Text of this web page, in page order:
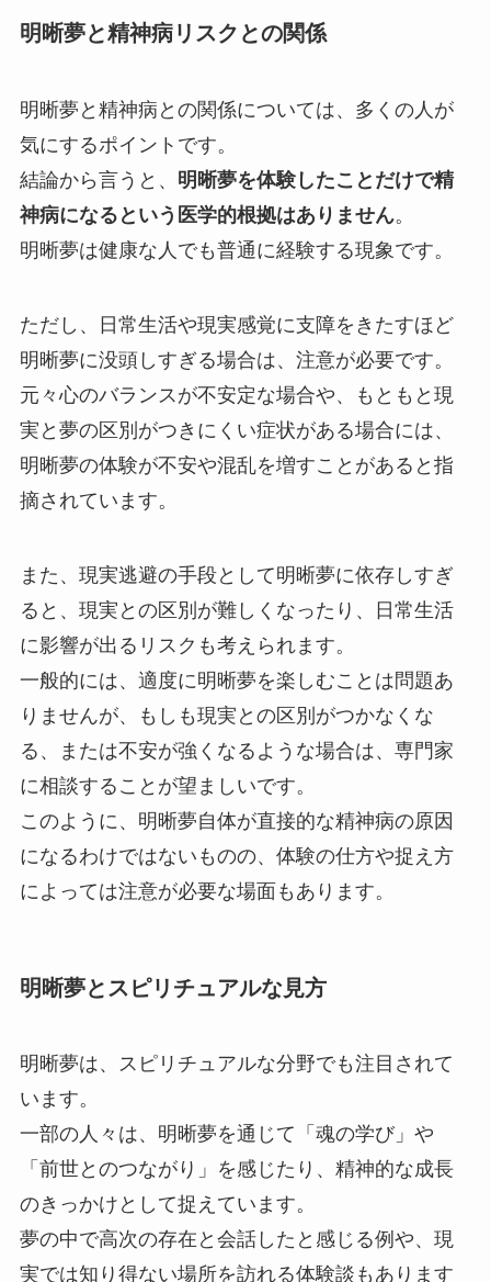
明晰夢と精神病リスクとの関係
明晰夢と精神病との関係については、多くの人が
気にするポイントです。
結論から言うと、 明晰夢を体験したことだけで精
神病になるという医学的根拠はありません。
明晰夢は健康な人でも普通に経験する現象です。
ただし、日常生活や現実感覚に支障をきたすほど
明晰夢に没頭しすぎる場合は、注意が必要です。
元々心のバランスが不安定な場合や、もともと現
実と夢の区別がつきにくい症状がある場合には、
明晰夢の体験が不安や混乱を増すことがあると指
摘されています。
また、現実逃避の手段として明晰夢に依存しすぎ
ると、現実との区別が難しくなったり、日常生活
に影響が出るリスクも考えられます。
一般的には、適度に明晰夢を楽しむことは問題あ
りませんが、もしも現実との区別がつかなくな
る、または不安が強くなるような場合は、専門家
に相談することが望ましいです。
このように、明晰夢自体が直接的な精神病の原因
になるわけではないものの、体験の仕方や捉え方
によっては注意が必要な場面もあります。
明晰夢とスピリチュアルな見方
明晰夢は、スピリチュアルな分野でも注目されて
います。
一部の人々は、明晰夢を通じて「魂の学び」や
「前世とのつながり」を感じたり、精神的な成長
のきっかけとして捉えています。
夢の中で高次の存在と会話したと感じる例や、現
実では知り得ない場所を訪れる体験談もあります